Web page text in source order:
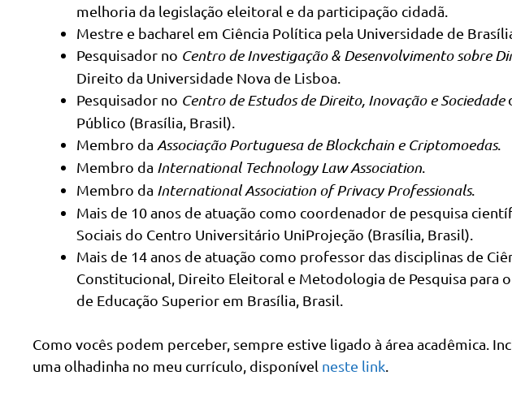
melhoria da legislação eleitoral e da participação cidadã.
Mestre e bacharel em Ciência Política pela Universidade de
Pesquisador no Centro de Investigação & Desenvolvimento sobre
Direito da Universidade Nova de Lisboa.
Pesquisador no Centro de Estudos de Direito, Inovação e Sociedade
Público (Brasília, Brasil).
Membro da Associação Portuguesa de Blockchain e Criptomoedas.
Membro da International Technology Law Association.
Membro da International Association of Privacy Professionals.
Mais de 10 anos de atuação como coordenador de pesquisa
Sociais do Centro Universitário UniProjeção (Brasília, Brasil).
Mais de 14 anos de atuação como professor das disciplinas de
Constitucional, Direito Eleitoral e Metodologia de Pesquisa para
de Educação Superior em Brasília, Brasil.
Como vocês podem perceber, sempre estive ligado à área acadêmica.
uma olhadinha no meu currículo, disponível neste link.